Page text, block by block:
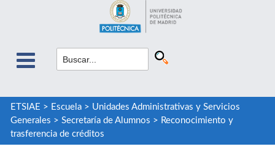
ETSIAE > Escuela> Unidades Administrativas y Servicios
Generales > Secretaría de Alumnos > Reconocimiento y
trasferencia de créditos